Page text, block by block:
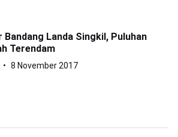
Bandang Landa Singkil, Puluhan
Terendam
8 November 2017